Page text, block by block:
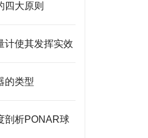
四大原则
计使其发挥实效
的类型
剖析PONAR球